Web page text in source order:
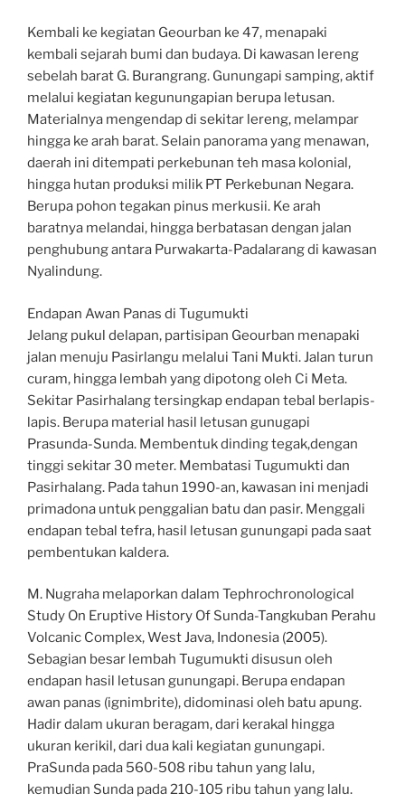
Kembali ke kegiatan Geourban ke 47, menapaki
kembali sejarah bumi dan budaya. Di kawasan lereng
sebelah barat G. Burangrang. Gunungapi samping, aktif
melalui kegiatan kegunungapian berupa letusan.
Materialnya mengendap di sekitar lereng, melampar
hingga ke arah barat. Selain panorama yang menawan,
daerah ini ditempati perkebunan teh masa kolonial,
hingga hutan produksi milik PT Perkebunan Negara.
Berupa pohon tegakan pinus merkusii. Ke arah
baratnya melandai, hingga berbatasan dengan jalan
penghubung antara Purwakarta-Padalarang di kawasan
Nyalindung.
Endapan Awan Panas di Tugumukti
Jelang pukul delapan, partisipan Geourban menapaki
jalan menuju Pasirlangu melalui Tani Mukti. Jalan turun
curam, hingga lembah yang dipotong oleh Ci Meta.
Sekitar Pasirhalang tersingkap endapan tebal berlapis-
lapis. Berupa material hasil letusan gunugapi
Prasunda-Sunda. Membentuk dinding tegak,dengan
tinggi sekitar 30 meter. Membatasi Tugumukti dan
Pasirhalang. Pada tahun 1990-an, kawasan ini menjadi
primadona untuk penggalian batu dan pasir. Menggali
endapan tebal tefra, hasil letusan gunungapi pada saat
pembentukan kaldera.
M. Nugraha melaporkan dalam Tephrochronological
Study On Eruptive History Of Sunda-Tangkuban Perahu
Volcanic Complex, West Java, Indonesia (2005).
Sebagian besar lembah Tugumukti disusun oleh
endapan hasil letusan gunungapi. Berupa endapan
awan panas (ignimbrite), didominasi oleh batu apung.
Hadir dalam ukuran beragam, dari kerakal hingga
ukuran kerikil, dari dua kali kegiatan gunungapi.
PraSunda pada 560-508 ribu tahun yang lalu,
kemudian Sunda pada 210-105 ribu tahun yang lalu.